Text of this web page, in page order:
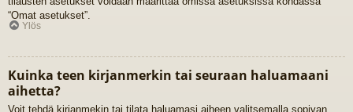
“Omat asetukset”.
Ylös
Kuinka teen kirjanmerkin tai seuraan haluamaani
aihetta?
Voit tehdä kirjanmekin tai tilata haluamasi aiheen valitsemalla sopivan